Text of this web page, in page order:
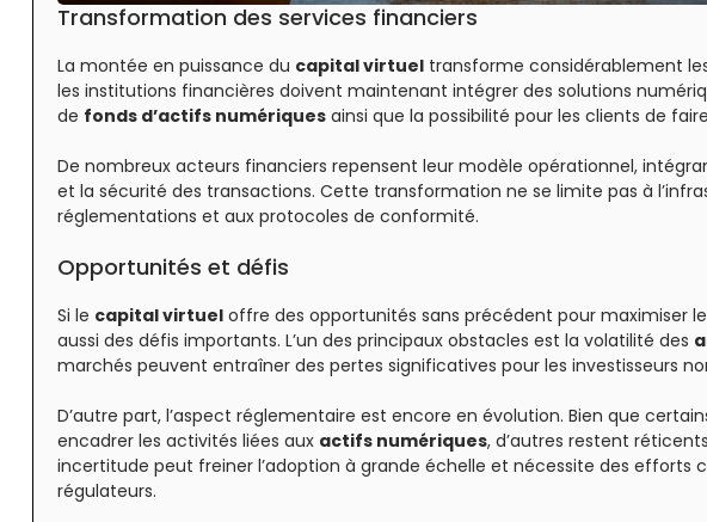
Transformation des services financiers
La montée en puissance du capital virtuel transforme considérablement
les institutions financières doivent maintenant intégrer des solutions
de fonds d’actifs numériques ainsi que la possibilité pour les clients de
De nombreux acteurs financiers repensent leur modèle opérationnel,
et la sécurité des transactions. Cette transformation ne se limite pas à
réglementations et aux protocoles de conformité.
Opportunités et défis
Si le capital virtuel offre des opportunités sans précédent pour maximiser
aussi des défis importants. L’un des principaux obstacles est la volatilité des
marchés peuvent entraîner des pertes significatives pour les investisseurs
D’autre part, l’aspect réglementaire est encore en évolution. Bien que
encadrer les activités liées aux actifs numériques, d’autres restent
incertitude peut freiner l’adoption à grande échelle et nécessite des efforts
régulateurs.